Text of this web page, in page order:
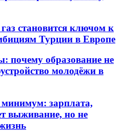
становится ключом к
Турции в Европе
почему образование не
молодёжи в
зарплата,
выживание, но не